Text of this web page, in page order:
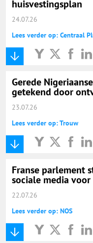
huisvestingsplan
24.07.26
Lees verder op: Centraal
Gerede
getekend door
23.07.26
Lees verder op: Trouw
Franse parlement
sociale media
22.07.26
Lees verder op: NOS